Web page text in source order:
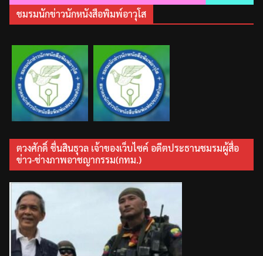
ชมรมนักข่าวนักหนังสือพิมพ์อาวุโส
ตวงศักดิ์ ชื่นสินธุวล เจ้าของเว็บไซค์ อดีตประธานชมรมผู้สื่อ
ข่าว-ช่างภาพอาชญากรรม(กทม.)